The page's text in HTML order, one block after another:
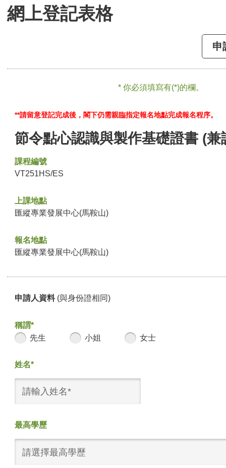
網上登記表格
申
* 你必須填寫有(*)的欄。
**請留意登記完成後，閣下仍需親臨指定報名地點完成報名程序。
節令點心認識與製作基礎證書 (兼
課程編號
VT251HS/ES
上課地點
匯縱專業發展中心(馬鞍山)
報名地點
匯縱專業發展中心(馬鞍山)
申請人資料 (與身份證相同)
稱謂*
先生
小姐 女士
姓名*
最高學歷
請選擇最高學歷